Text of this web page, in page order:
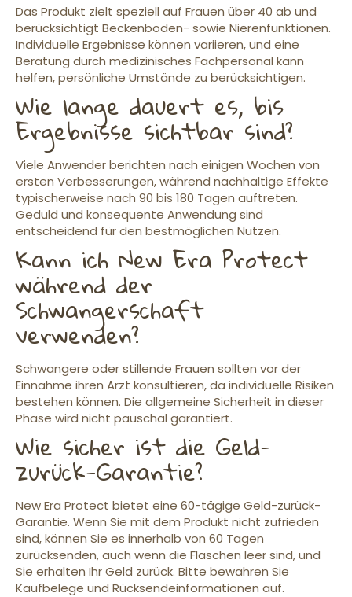
Das Produkt zielt speziell auf Frauen über 40 ab und
berücksichtigt Beckenboden- sowie Nierenfunktionen.
Individuelle Ergebnisse können variieren, und eine
Beratung durch medizinisches Fachpersonal kann
helfen, persönliche Umstände zu berücksichtigen.
Wie lange dauert es, bis
Ergebnisse sichtbar sind?
Viele Anwender berichten nach einigen Wochen von
ersten Verbesserungen, während nachhaltige Effekte
typischerweise nach 90 bis 180 Tagen auftreten.
Geduld und konsequente Anwendung sind
entscheidend für den bestmöglichen Nutzen.
Kann ich New Era Protect
während der
Schwangerschaft
verwenden?
Schwangere oder stillende Frauen sollten vor der
Einnahme ihren Arzt konsultieren, da individuelle Risiken
bestehen können. Die allgemeine Sicherheit in dieser
Phase wird nicht pauschal garantiert.
Wie sicher ist die Geld-
zurück-Garantie?
New Era Protect bietet eine 60-tägige Geld-zurück-
Garantie. Wenn Sie mit dem Produkt nicht zufrieden
sind, können Sie es innerhalb von 60 Tagen
zurücksenden, auch wenn die Flaschen leer sind, und
Sie erhalten Ihr Geld zurück. Bitte bewahren Sie
Kaufbelege und Rücksendeinformationen auf.